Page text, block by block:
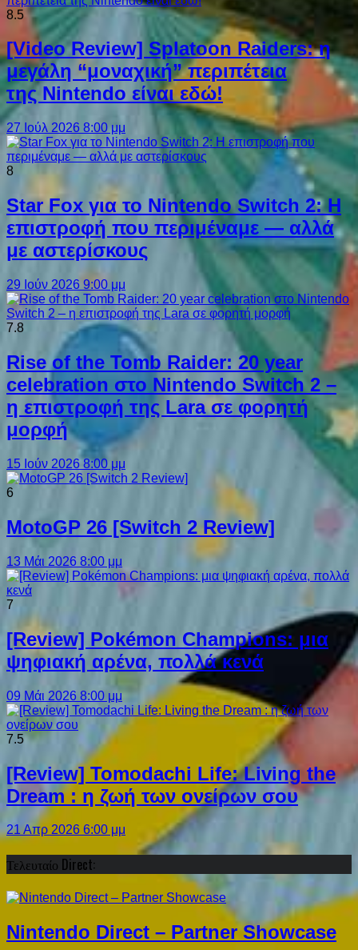
8.5
[Video Review] Splatoon Raiders: η
μεγάλη “μοναχική” περιπέτεια
της Nintendo είναι εδώ!
27 Ιούλ 2026 8:00 μμ
8
Star Fox για το Nintendo Switch 2: Η
επιστροφή που περιμέναμε — αλλά
με αστερίσκους
29 Ιούν 2026 9:00 μμ
7.8
Rise of the Tomb Raider: 20 year
celebration στο Nintendo Switch 2 –
η επιστροφή της Lara σε φορητή
μορφή
15 Ιούν 2026 8:00 μμ
6
MotoGP 26 [Switch 2 Review]
13 Μάι 2026 8:00 μμ
7
[Review] Pokémon Champions: μια
ψηφιακή αρένα, πολλά κενά
09 Μάι 2026 8:00 μμ
7.5
[Review] Tomodachi Life: Living the
Dream : η ζωή των ονείρων σου
21 Απρ 2026 6:00 μμ
Τελευταίο Direct:
Nintendo Direct – Partner Showcase